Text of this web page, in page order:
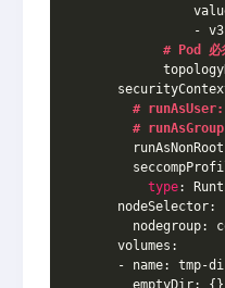
- v3
# Pod
topologyKey:
# runAsUser:
#
type:
nodeSelector:
nodegroup:
volumes:
- name: tmp-
emptyDir: {}